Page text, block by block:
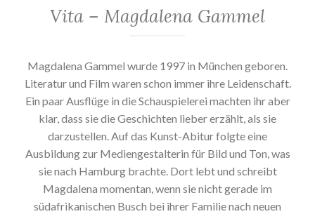
Vita – Magdalena Gammel
Magdalena Gammel wurde 1997 in München geboren.
Literatur und Film waren schon immer ihre Leidenschaft.
Ein paar Ausflüge in die Schauspielerei machten ihr aber
klar, dass sie die Geschichten lieber erzählt, als sie
darzustellen. Auf das Kunst-Abitur folgte eine
Ausbildung zur Mediengestalterin für Bild und Ton, was
sie nach Hamburg brachte. Dort lebt und schreibt
Magdalena momentan, wenn sie nicht gerade im
südafrikanischen Busch bei ihrer Familie nach neuen